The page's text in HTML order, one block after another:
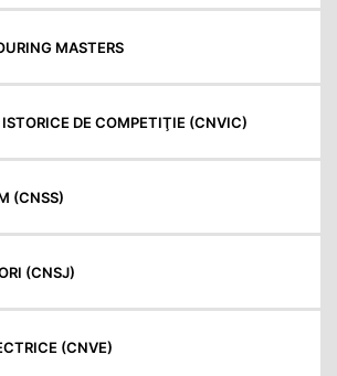
MASTERS
DE COMPETIŢIE (CNVIC)
(CNSS)
(CNSJ)
(CNVE)